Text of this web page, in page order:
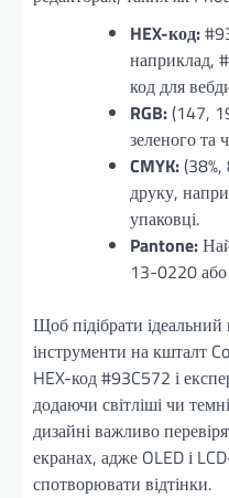
HEX-код:
наприклад,
код для
RGB:(147,
зеленого та
CMYK:(38%,
друку,
упаковці.
Pantone:
13-0220
Щоб підібрати ідеальний
інструменти на кшталт
HEX-код #93C572 і
додаючи світліші чи
дизайні важливо
екранах, адже OLED і
спотворювати відтінки.